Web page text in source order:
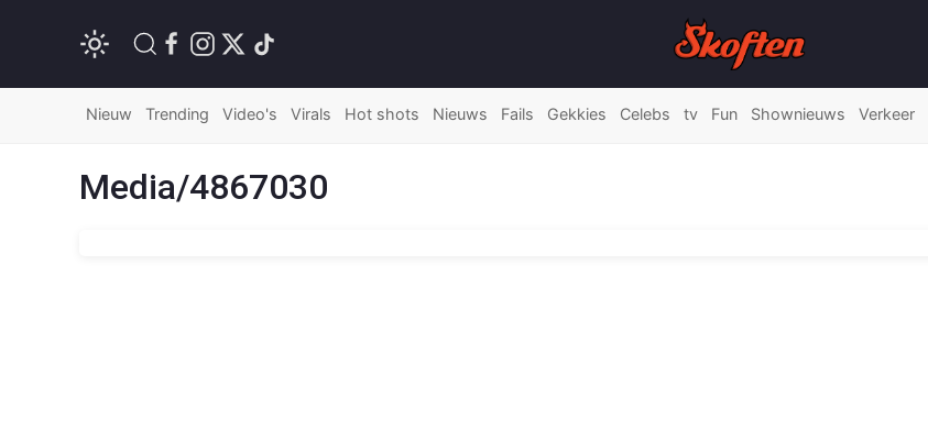
Nieuw Trending Video's Virals Hot shots Nieuws Fails Gekkies Celebs tv Fun Shownieuws Verkeer
Media/4867030